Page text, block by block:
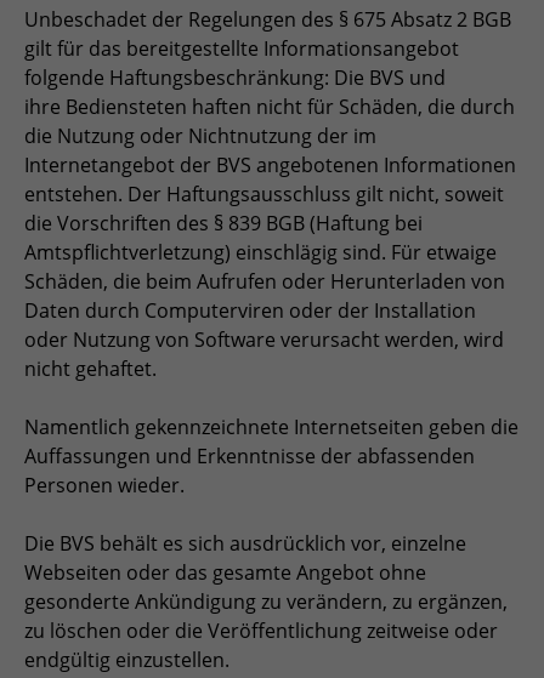
Unbeschadet der Regelungen des § 675 Absatz 2 BGB
gilt für das bereitgestellte Informationsangebot
folgende Haftungsbeschränkung: Die BVS und
ihre Bediensteten haften nicht für Schäden, die durch
die Nutzung oder Nichtnutzung der im
Internetangebot der BVS angebotenen Informationen
entstehen. Der Haftungsausschluss gilt nicht, soweit
die Vorschriften des § 839 BGB (Haftung bei
Amtspflichtverletzung) einschlägig sind. Für etwaige
Schäden, die beim Aufrufen oder Herunterladen von
Daten durch Computerviren oder der Installation
oder Nutzung von Software verursacht werden, wird
nicht gehaftet.
Namentlich gekennzeichnete Internetseiten geben die
Auffassungen und Erkenntnisse der abfassenden
Personen wieder.
Die BVS behält es sich ausdrücklich vor, einzelne
Webseiten oder das gesamte Angebot ohne
gesonderte Ankündigung zu verändern, zu ergänzen,
zu löschen oder die Veröffentlichung zeitweise oder
endgültig einzustellen.
Name be_typo3_user
Anbieter TYPO3
Laufzeit Session
Zweck Admin-Login Redaktionssystem
Name PHPSESSID
Anbieter
Laufzeit Session